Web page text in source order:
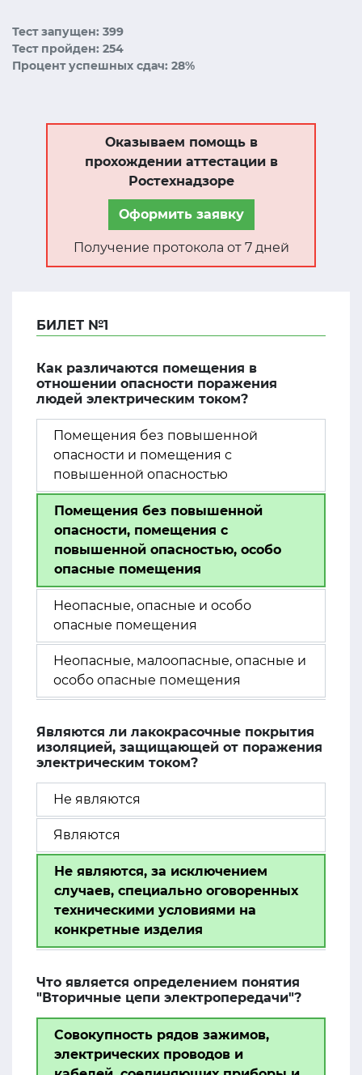
Тест запущен: 399
Тест пройден: 254
Процент успешных сдач: 28%
Оказываем помощь в
прохождении аттестации в
Ростехнадзоре
Оформить заявку
Получение протокола от 7 дней
БИЛЕТ №1
Как различаются помещения в
отношении опасности поражения
людей электрическим током?
Помещения без повышенной
опасности и помещения с
повышенной опасностью
Помещения без повышенной
опасности, помещения с
повышенной опасностью, особо
опасные помещения
Неопасные, опасные и особо
опасные помещения
Неопасные, малоопасные, опасные и
особо опасные помещения
Являются ли лакокрасочные покрытия
изоляцией, защищающей от поражения
электрическим током?
Не являются
Являются
Не являются, за исключением
случаев, специально оговоренных
техническими условиями на
конкретные изделия
Что является определением понятия
"Вторичные цепи электропередачи"?
Совокупность рядов зажимов,
электрических проводов и